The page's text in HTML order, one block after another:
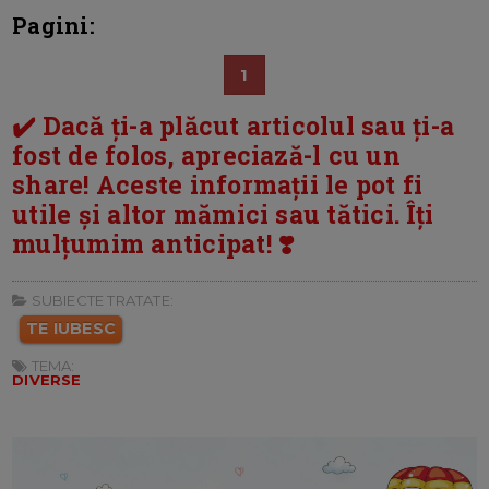
Pagini:
1
✔️ Dacă ți-a plăcut articolul sau ți-a
fost de folos, apreciază-l cu un
share! Aceste informații le pot fi
utile și altor mămici sau tătici. Îți
mulțumim anticipat! ❣️
SUBIECTE TRATATE:
TE IUBESC
TEMA:
DIVERSE